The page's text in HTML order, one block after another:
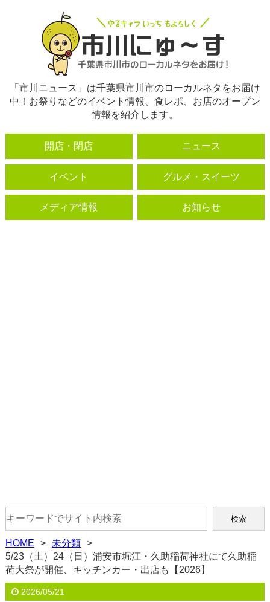
「市川ニュース」は千葉県市川市のローカルネタをお届け
中！お祭りなどのイベント情報、食レポ、お店のオープン
情報を紹介します。
開店・閉店 ニュース
イベント グルメ・スイーツ
メディア情報 お知らせ
HOME
未分類
5/23（土）24（日）浦安市堀江・久助稲荷神社にて久助稲
荷大祭が開催、キッチンカー・出店も【2026】
2026/05/21